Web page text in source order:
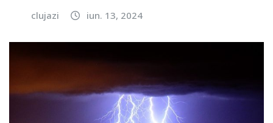
clujazi iun. 13, 2024